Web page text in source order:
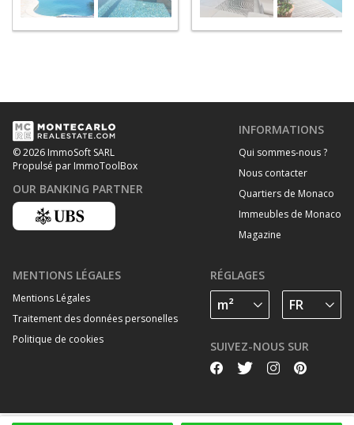
© 2026 ImmoSoft SARL
Propulsé par ImmoToolBox
OUR BANKING PARTNER
INFORMATIONS
Qui sommes-nous ?
Nous contacter
Quartiers de Monaco
Immeubles de Monaco
Magazine
MENTIONS LÉGALES
Mentions Légales
Traitement des données personelles
Politique de cookies
RÉGLAGES
SUIVEZ-NOUS SUR